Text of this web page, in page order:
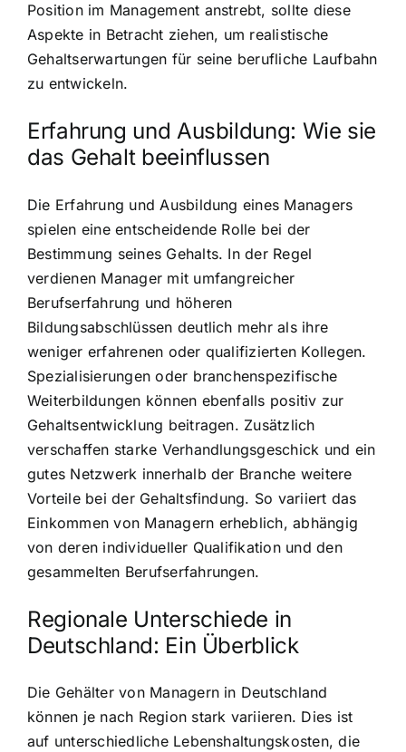
Position im Management anstrebt, sollte diese
Aspekte in Betracht ziehen, um realistische
Gehaltserwartungen für seine berufliche Laufbahn
zu entwickeln.
Erfahrung und Ausbildung: Wie sie
das Gehalt beeinflussen
Die Erfahrung und Ausbildung eines Managers
spielen eine entscheidende Rolle bei der
Bestimmung seines Gehalts. In der Regel
verdienen Manager mit umfangreicher
Berufserfahrung und höheren
Bildungsabschlüssen deutlich mehr als ihre
weniger erfahrenen oder qualifizierten Kollegen.
Spezialisierungen oder branchenspezifische
Weiterbildungen können ebenfalls positiv zur
Gehaltsentwicklung beitragen. Zusätzlich
verschaffen starke Verhandlungsgeschick und ein
gutes Netzwerk innerhalb der Branche weitere
Vorteile bei der Gehaltsfindung. So variiert das
Einkommen von Managern erheblich, abhängig
von deren individueller Qualifikation und den
gesammelten Berufserfahrungen.
Regionale Unterschiede in
Deutschland: Ein Überblick
Die Gehälter von Managern in Deutschland
können je nach Region stark variieren. Dies ist
auf unterschiedliche Lebenshaltungskosten, die